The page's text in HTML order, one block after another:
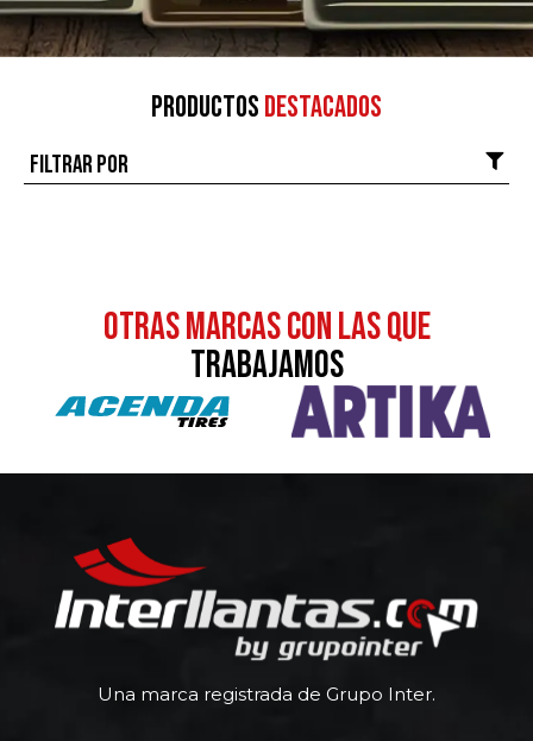
Productosdestacados
Filtrar por
otras MARCAS CON LAS QUE
TRABAJAMOS
Una marca registrada de Grupo Inter.